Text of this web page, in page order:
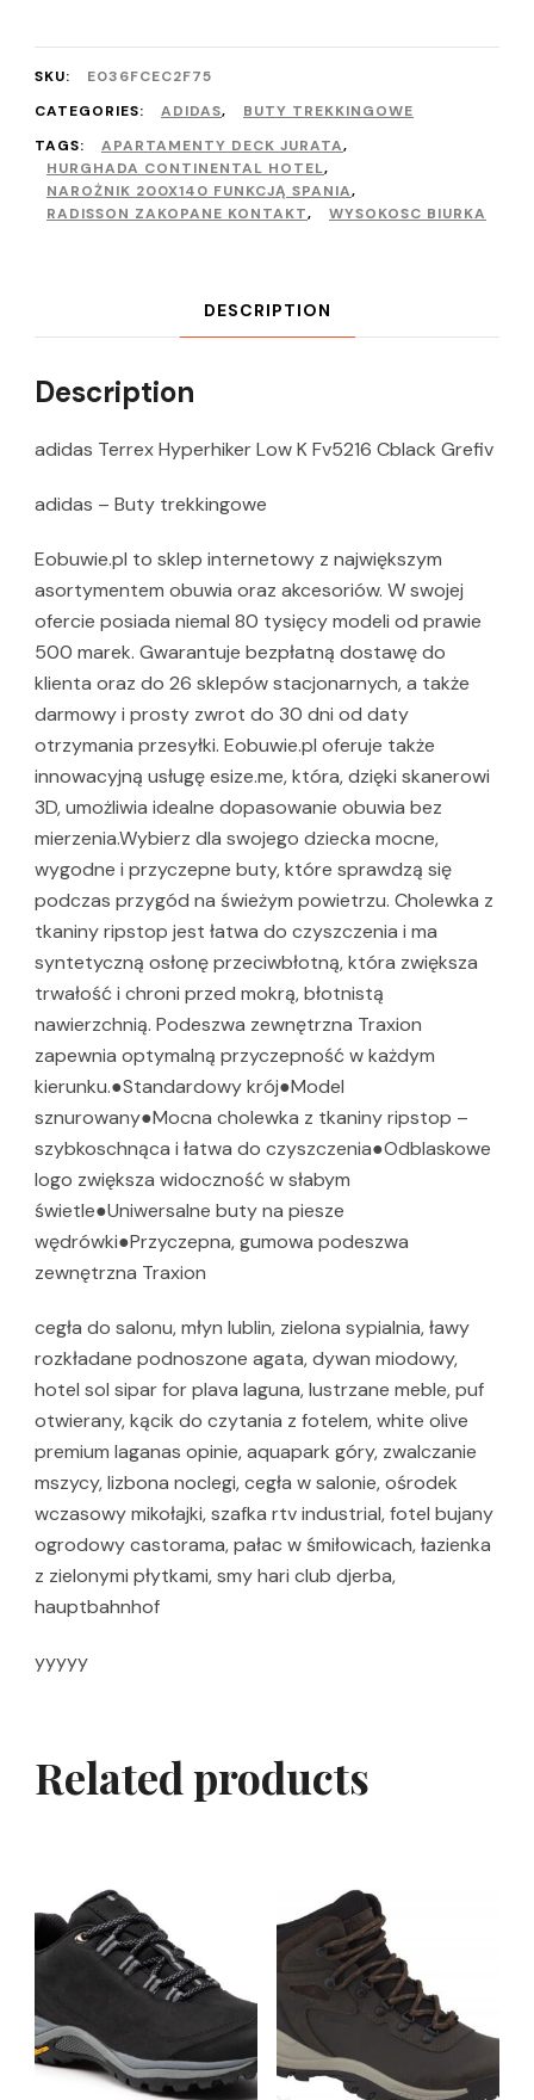
SKU:
E036FCEC2F75
CATEGORIES:
ADIDAS,
BUTY TREKKINGOWE
TAGS:
APARTAMENTY DECK JURATA,
HURGHADA CONTINENTAL HOTEL,
NAROŻNIK 200X140 FUNKCJĄ SPANIA,
RADISSON ZAKOPANE KONTAKT, WYSOKOSC BIURKA
DESCRIPTION
Description
adidas Terrex Hyperhiker Low K Fv5216 Cblack Grefiv
adidas – Buty trekkingowe
Eobuwie.pl to sklep internetowy z największym
asortymentem obuwia oraz akcesoriów. W swojej
ofercie posiada niemal 80 tysięcy modeli od prawie
500 marek. Gwarantuje bezpłatną dostawę do
klienta oraz do 26 sklepów stacjonarnych, a także
darmowy i prosty zwrot do 30 dni od daty
otrzymania przesyłki. Eobuwie.pl oferuje także
innowacyjną usługę esize.me, która, dzięki skanerowi
3D, umożliwia idealne dopasowanie obuwia bez
mierzenia.Wybierz dla swojego dziecka mocne,
wygodne i przyczepne buty, które sprawdzą się
podczas przygód na świeżym powietrzu. Cholewka z
tkaniny ripstop jest łatwa do czyszczenia i ma
syntetyczną osłonę przeciwbłotną, która zwiększa
trwałość i chroni przed mokrą, błotnistą
nawierzchnią. Podeszwa zewnętrzna Traxion
zapewnia optymalną przyczepność w każdym
kierunku.●Standardowy krój●Model
sznurowany●Mocna cholewka z tkaniny ripstop –
szybkoschnąca i łatwa do czyszczenia●Odblaskowe
logo zwiększa widoczność w słabym
świetle●Uniwersalne buty na piesze
wędrówki●Przyczepna, gumowa podeszwa
zewnętrzna Traxion
cegła do salonu, młyn lublin, zielona sypialnia, ławy
rozkładane podnoszone agata, dywan miodowy,
hotel sol sipar for plava laguna, lustrzane meble, puf
otwierany, kącik do czytania z fotelem, white olive
premium laganas opinie, aquapark góry, zwalczanie
mszycy, lizbona noclegi, cegła w salonie, ośrodek
wczasowy mikołajki, szafka rtv industrial, fotel bujany
ogrodowy castorama, pałac w śmiłowicach, łazienka
z zielonymi płytkami, smy hari club djerba,
hauptbahnhof
yyyyy
Related products